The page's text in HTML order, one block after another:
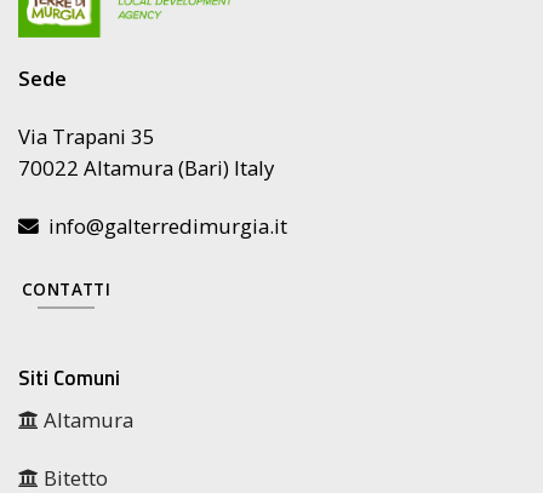
Sede
Via Trapani 35
70022 Altamura (Bari) Italy
info@galterredimurgia.it
CONTATTI
Siti Comuni
Altamura
Bitetto